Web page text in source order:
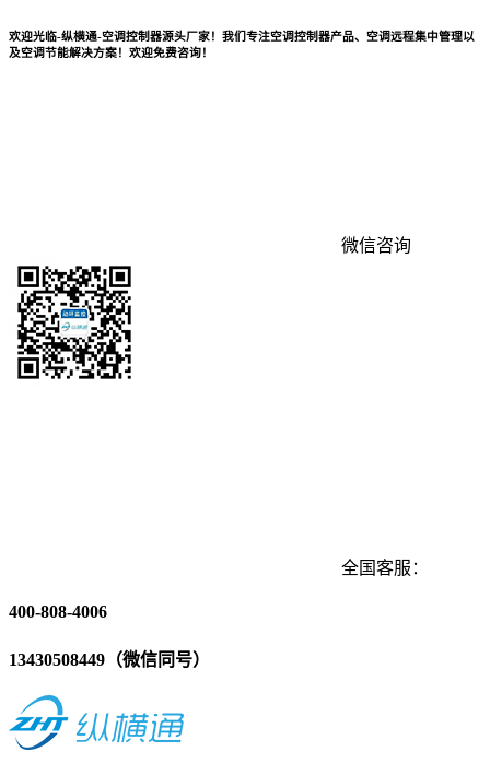
欢迎光临-纵横通-空调控制器源头厂家！我们专注空调控制器产品、空调远程集中管理以
及空调节能解决方案！欢迎免费咨询！
微信咨询
全国客服：
400-808-4006
13430508449（微信同号）